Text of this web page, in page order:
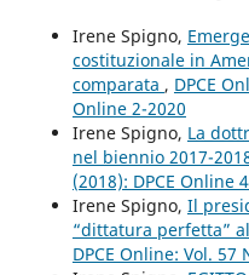
Irene Spigno,
costituzionale in
comparata , DPCE
Online 2-2020
Irene Spigno, La
nel biennio 2017-
(2018): DPCE Online
Irene Spigno, Il
“dittatura perfetta”
DPCE Online: Vol. 57